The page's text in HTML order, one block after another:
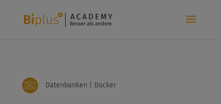
Datenbanken | Docker